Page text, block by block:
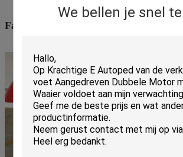
We bellen je snel
Facultatief: